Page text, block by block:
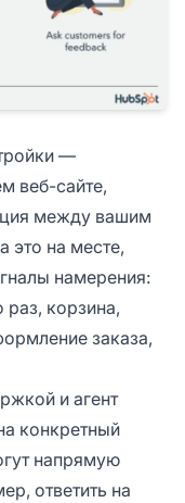
—
веб-сайте,
между вашим
это на месте,
намерения:
корзина,
заказа,
и агент
конкретный
напрямую
ответить на